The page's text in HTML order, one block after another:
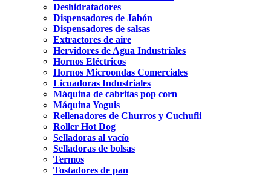
Deshidratadores
Dispensadores de Jabón
Dispensadores de salsas
Extractores de aire
Hervidores de Agua Industriales
Hornos Eléctricos
Hornos Microondas Comerciales
Licuadoras Industriales
Máquina de cabritas pop corn
Máquina Yoguis
Rellenadores de Churros y Cuchufli
Roller Hot Dog
Selladoras al vacío
Selladoras de bolsas
Termos
Tostadores de pan